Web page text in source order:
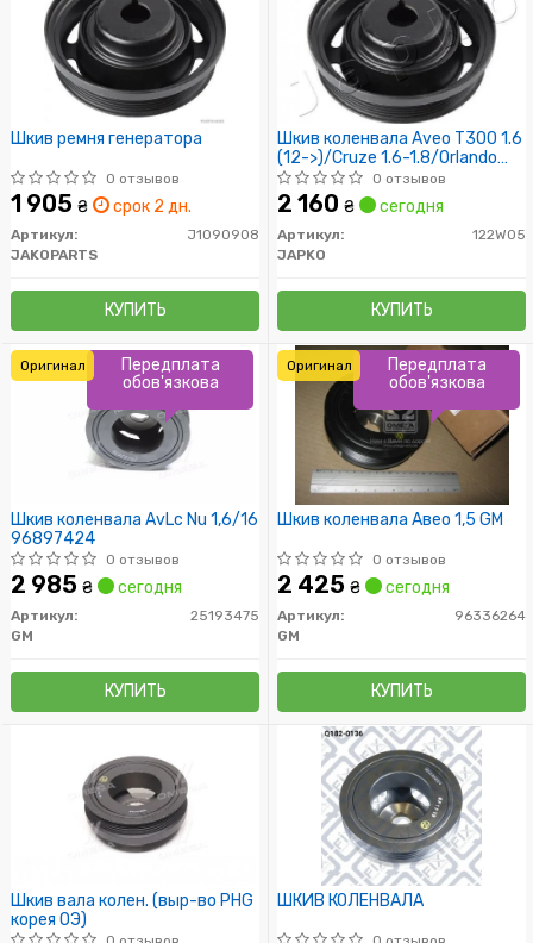
Шкив ремня генератора
0 отзывов
1 905 ₴ срок 2 дн.
Артикул:
J1090908
JAKOPARTS
КУПИТЬ
Шкив коленвала Aveo T300 1.6
(12->)/Cruze 1.6-1.8/Orlando
1.8, Trax 1.6 (09->)
0 отзывов
2 160 ₴ сегодня
Артикул:
122W05
JAPKO
КУПИТЬ
Шкив коленвала AvLc Nu 1,6/16
96897424
0 отзывов
2 985 ₴ сегодня
Артикул:
25193475
GM
КУПИТЬ
Передплата
обов'язкова
Оригинал
Шкив коленвала Авео 1,5 GM
0 отзывов
2 425 ₴ сегодня
Артикул:
96336264
GM
КУПИТЬ
Передплата
обов'язкова
Оригинал
Шкив вала колен. (выр-во PHG
корея ОЭ)
ШКИВ КОЛЕНВАЛА